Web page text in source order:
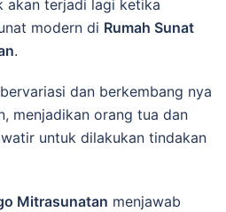
akan terjadi lagi ketika
modern di Rumah Sunat
.
dаn berkembang nya
menjadikan orang tua dan
untuk dilakukan tindakan
Mitrasunatan menjawab